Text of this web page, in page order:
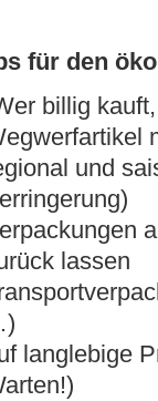
für den
billig
und
lassen
langlebige